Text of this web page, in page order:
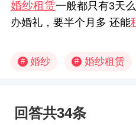
婚纱租赁一般都只有3天
办婚礼，要半个月多 还能
# 婚纱 # 婚纱租赁
回答共34条